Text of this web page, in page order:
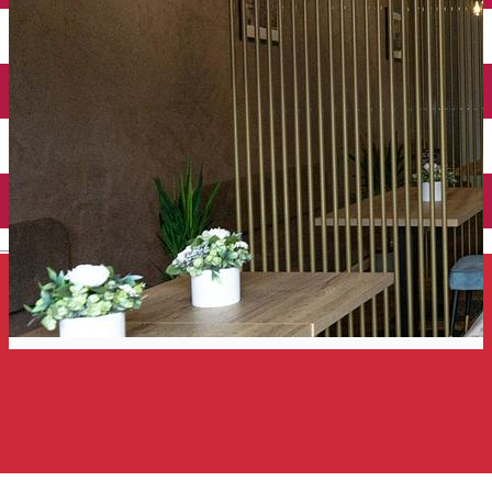
English
Închirieri de biciclete